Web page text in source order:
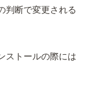
判断で変更される
ストールの際には